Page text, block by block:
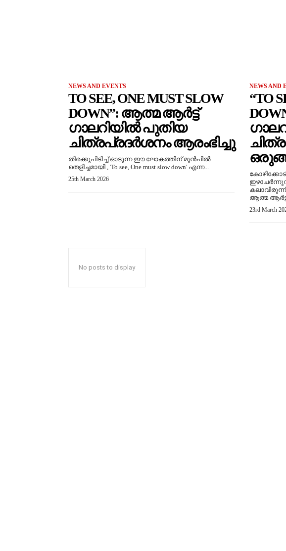
NEWS AND EVENTS
TO SEE, ONE MUST SLOW
DOWN”: ആത്മ ആർട്ട്
ഗാലറിയിൽ പുതിയ
ചിത്രപ്രദർശനം ആരംഭിച്ചു
തിരക്കുപിടിച്ച് ഓടുന്ന ഈ ലോകത്തിന് മുൻപിൽ
തെളിച്ചമായി , 'To see, One must slow down' എന്ന...
25th March 2026
NEWS AND
“TO
ആത്മ
23rd March
No posts to display